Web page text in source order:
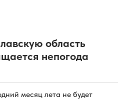
область
непогода
месяц лета не будет